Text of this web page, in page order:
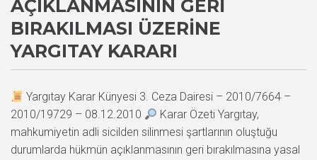
AÇIKLANMASININ GERI
BIRAKILMASI ÜZERINE
YARGITAY KARARI
Yargıtay Karar Künyesi 3. Ceza Dairesi – 2010/7664 –
2010/19729 – 08.12.2010
Karar Özeti Yargıtay,
mahkumiyetin adli sicilden silinmesi şartlarının oluştuğu
durumlarda hükmün açıklanmasının geri bırakılmasına yasal